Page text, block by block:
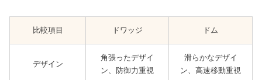
比較項目 ドワッジ ドム
デザイン
角張ったデザイ
ン、防御力重視
滑らかなデザイ
ン、高速移動重視